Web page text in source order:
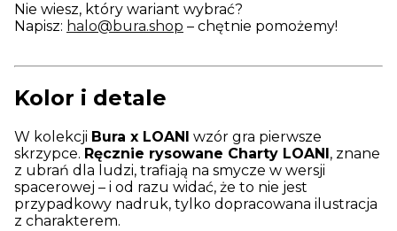
Nie wiesz, który wariant wybrać?
Napisz: halo@bura.shop – chętnie pomożemy!
Kolor i detale
W kolekcji Bura x LOANI wzór gra pierwsze
skrzypce. Ręcznie rysowane Charty LOANI, znane
z ubrań dla ludzi, trafiają na smycze w wersji
spacerowej – i od razu widać, że to nie jest
przypadkowy nadruk, tylko dopracowana ilustracja
z charakterem.